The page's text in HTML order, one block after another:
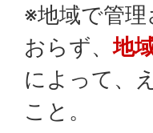
※地域で管
おらず、地
によって、
こと。